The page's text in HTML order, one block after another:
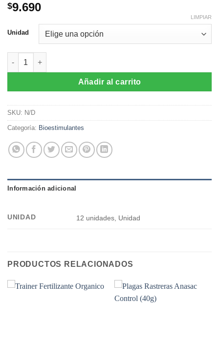
$9.690
Unidad
LIMPIAR
Tulipan Icoon Naranjo cantidad
Añadir al carrito
SKU: N/D
Categoría: Bioestimulantes
Información adicional
UNIDAD 12 unidades, Unidad
PRODUCTOS RELACIONADOS